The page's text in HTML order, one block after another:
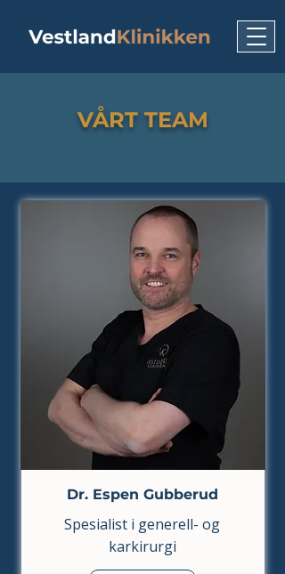
VÅRT TEAM
Dr. Espen Gubberud
Spesialist i generell- og
karkirurgi